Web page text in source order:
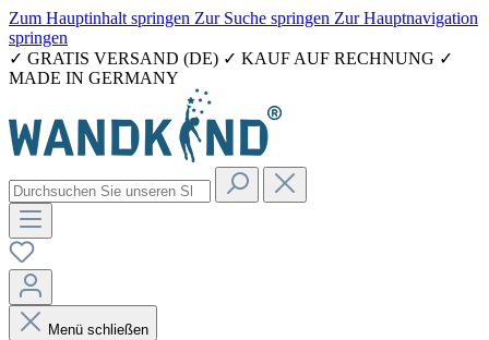
Zum Hauptinhalt springen Zur Suche springen Zur Hauptnavigation
springen
✓ GRATIS VERSAND (DE) ✓ KAUF AUF RECHNUNG ✓
MADE IN GERMANY
Menü schließen